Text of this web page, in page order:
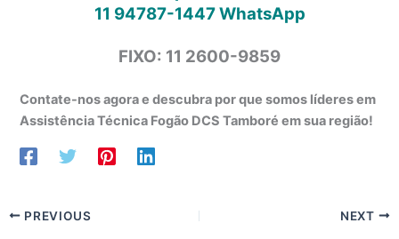
11 94787-1447WhatsApp
FIXO: 11 2600-9859
Contate-nos agora e descubra por que somos líderes em
Assistência Técnica Fogão DCS Tamboré em sua região!
PREVIOUS NEXT